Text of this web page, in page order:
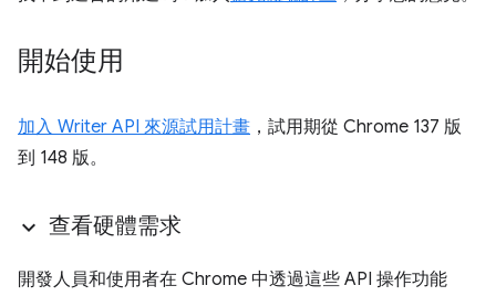
開始使用
加入 Writer API 來源試用計畫 ，試用期從 Chrome 137 版
到 148 版。
查看硬體需求
開發人員和使用者在 Chrome 中透過這些 API 操作功能